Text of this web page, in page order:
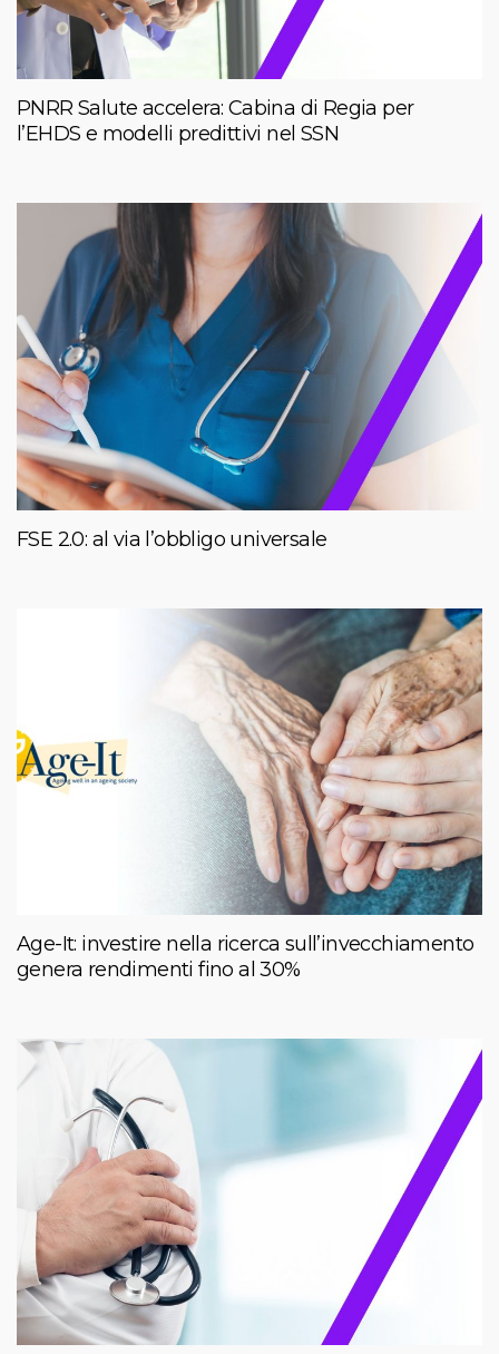
PNRR Salute accelera: Cabina di Regia per
l’EHDS e modelli predittivi nel SSN
FSE 2.0: al via l’obbligo universale
Age-It: investire nella ricerca sull’invecchiamento
genera rendimenti fino al 30%